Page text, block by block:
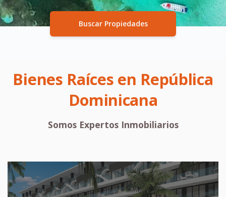
Buscar Propiedades
Bienes Raíces en República
Dominicana
Somos Expertos Inmobiliarios